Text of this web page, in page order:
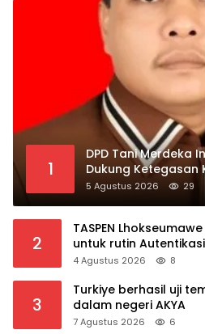
1
DPD Tani Merdeka
Dukung Ketegasan
Kepala SPPG
5 Agustus 2026 29
2
TASPEN
untuk rutin
Manfaat Pensiun tetap
4 Agustus 2026 8
3
Turkiye berhasil uji
dalam negeri AKYA
7 Agustus 2026 6